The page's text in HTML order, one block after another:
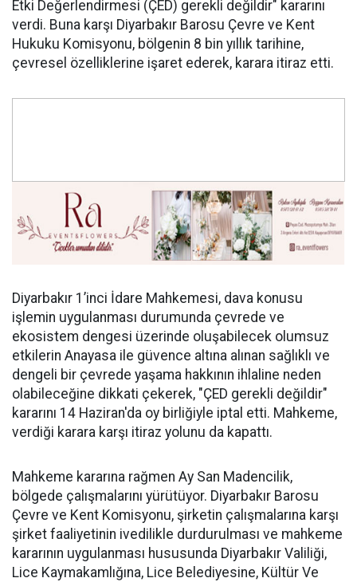
Etki Değerlendirmesi (ÇED) gerekli değildir" kararını
verdi. Buna karşı Diyarbakır Barosu Çevre ve Kent
Hukuku Komisyonu, bölgenin 8 bin yıllık tarihine,
çevresel özelliklerine işaret ederek, karara itiraz etti.
Diyarbakır 1’inci İdare Mahkemesi, dava konusu
işlemin uygulanması durumunda çevrede ve
ekosistem dengesi üzerinde oluşabilecek olumsuz
etkilerin Anayasa ile güvence altına alınan sağlıklı ve
dengeli bir çevrede yaşama hakkının ihlaline neden
olabileceğine dikkati çekerek, "ÇED gerekli değildir"
kararını 14 Haziran'da oy birliğiyle iptal etti. Mahkeme,
verdiği karara karşı itiraz yolunu da kapattı.
Mahkeme kararına rağmen Ay San Madencilik,
bölgede çalışmalarını yürütüyor. Diyarbakır Barosu
Çevre ve Kent Komisyonu, şirketin çalışmalarına karşı
şirket faaliyetinin ivedilikle durdurulması ve mahkeme
kararının uygulanması hususunda Diyarbakır Valiliği,
Lice Kaymakamlığına, Lice Belediyesine, Kültür Ve